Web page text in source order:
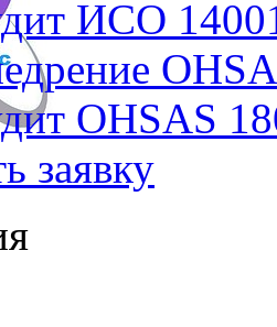
ИСО
OHSAS
заявку